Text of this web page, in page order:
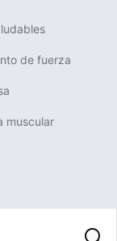
de fuerza
muscular